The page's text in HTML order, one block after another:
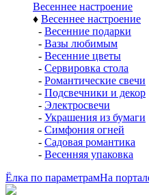
Весеннее настроение
♦ Весеннее настроение
- Весенние подарки
- Вазы любимым
- Весенние цветы
- Сервировка стола
- Романтические свечи
- Подсвечники и декор
- Электросвечи
- Украшения из бумаги
- Симфония огней
- Садовая романтика
- Весенняя упаковка
Ёлка по параметрамНа